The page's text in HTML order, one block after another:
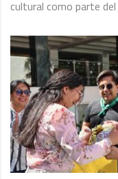
cultural como parte